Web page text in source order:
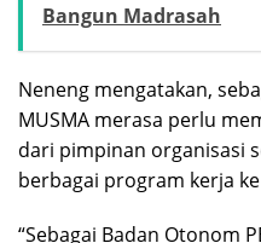
Bangun Madrasah
Neneng mengatakan,
MUSMA merasa perlu
dari pimpinan organisasi
berbagai program kerja
“Sebagai Badan Otonom